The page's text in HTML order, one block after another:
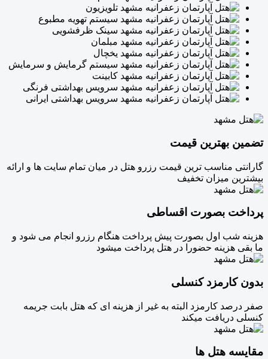
تلویزیون
سیستم تهویه مطبوع
سینک ظرفشویی
مبلمان
یخچال
سیستم گرمایش و سرمایش
کابینت
سرویس بهداشتی فرنگی
سرویس بهداشتی ایرانی
تضمین بهترین قیمت
گارانتی مناسب ترین قیمت رزرو هتل در میان تمام سایت ها و ارائه
بیشترین میزان تخفیف
پرداخت بصورت اقساطی
هزینه شب اول بصورت پیش پرداخت هنگام رزرو انجام می شود و
ما بقی هزینه حضورا در هتل پرداخت میشود
بدون کارمزد کنسلی
صفر درصد کارمزد البته به غیر از هزینه ای که هتل بابت جریمه
کنسلی دریافت میکند
مقایسه هتل ها